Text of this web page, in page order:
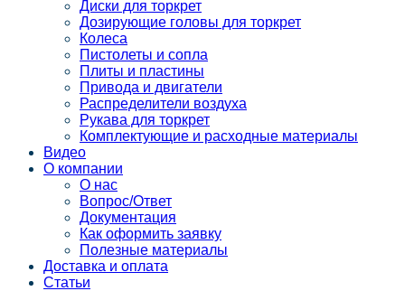
Диски для торкрет
Дозирующие головы для торкрет
Колеса
Пистолеты и сопла
Плиты и пластины
Привода и двигатели
Распределители воздуха
Рукава для торкрет
Комплектующие и расходные материалы
Видео
О компании
О нас
Вопрос/Ответ
Документация
Как оформить заявку
Полезные материалы
Доставка и оплата
Статьи